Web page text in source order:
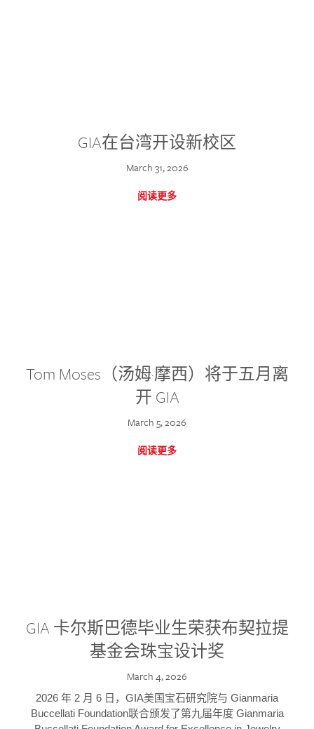
GIA在台湾开设新校区
March 31, 2026
阅读更多
Tom Moses（汤姆·摩西）将于五月离
开 GIA
March 5, 2026
阅读更多
GIA 卡尔斯巴德毕业生荣获布契拉提
基金会珠宝设计奖
March 4, 2026
2026 年 2 月 6 日，GIA美国宝石研究院与 Gianmaria
Buccellati Foundation联合颁发了第九届年度 Gianmaria